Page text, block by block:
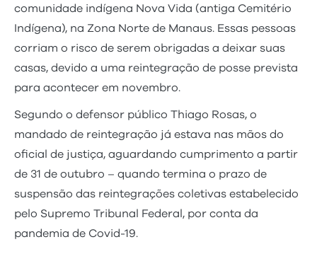
comunidade indígena Nova Vida (antiga Cemitério
Indígena), na Zona Norte de Manaus. Essas pessoas
corriam o risco de serem obrigadas a deixar suas
casas, devido a uma reintegração de posse prevista
para acontecer em novembro.
Segundo o defensor público Thiago Rosas, o
mandado de reintegração já estava nas mãos do
oficial de justiça, aguardando cumprimento a partir
de 31 de outubro – quando termina o prazo de
suspensão das reintegrações coletivas estabelecido
pelo Supremo Tribunal Federal, por conta da
pandemia de Covid-19.